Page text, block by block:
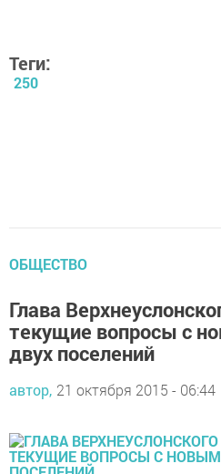
Теги:
250
ОБЩЕСТВО
Глава
текущие вопросы с
двух поселений
автор, 21 октября 2015 - 06:44